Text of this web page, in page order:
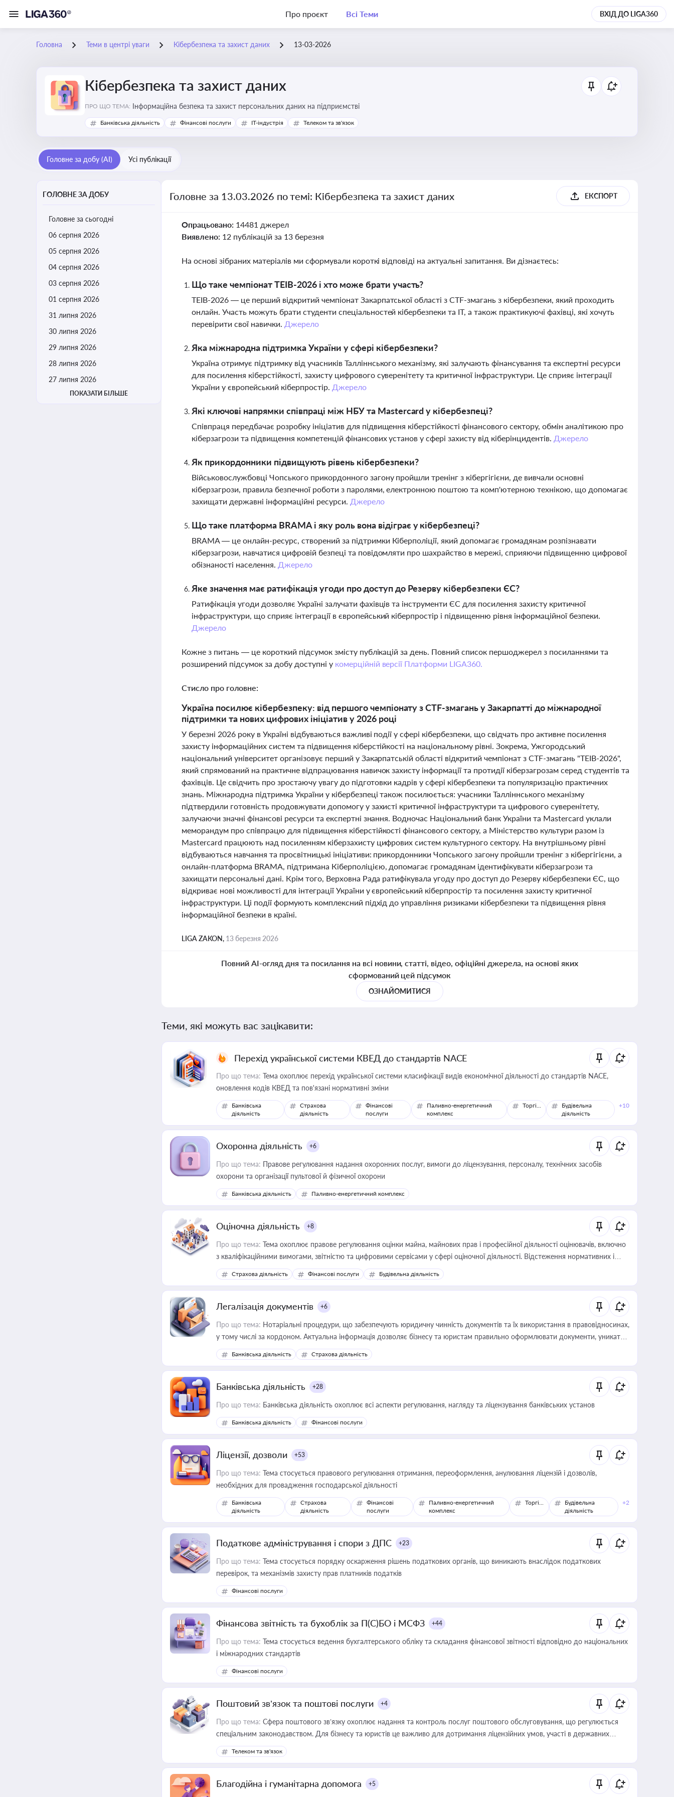
Про проєкт Всі Теми ВХІД ДО LIGA360
Головна Теми в центрі уваги Кібербезпека та захист даних 13-03-2026
Кібербезпека та захист даних
ПРО ЩО ТЕМА: Інформаційна безпека та захист персональних даних на підприємстві
Банківська діяльність Фінансові послуги IT-індустрія Телеком та зв'язок
Головне за добу (AI) Усі публікації
ГОЛОВНЕ ЗА ДОБУ
Головне за сьогодні
06 серпня 2026
05 серпня 2026
04 серпня 2026
03 серпня 2026
01 серпня 2026
31 липня 2026
30 липня 2026
29 липня 2026
28 липня 2026
27 липня 2026
ПОКАЗАТИ БІЛЬШЕ
Головне за 13.03.2026 по темі: Кібербезпека та захист даних ЕКСПОРТ
Опрацьовано: 14481 джерел
Виявлено: 12 публікацій за 13 березня
На основі зібраних матеріалів ми сформували короткі відповіді на актуальні запитання. Ви дізнаєтесь:
Що таке чемпіонат TEIB-2026 і хто може брати участь?
TEIB-2026 — це перший відкритий чемпіонат Закарпатської області з CTF-змагань з кібербезпеки, який проходить
онлайн. Участь можуть брати студенти спеціальностей кібербезпеки та ІТ, а також практикуючі фахівці, які хочуть
перевірити свої навички. Джерело
Яка міжнародна підтримка України у сфері кібербезпеки?
Україна отримує підтримку від учасників Талліннського механізму, які залучають фінансування та експертні ресурси
для посилення кіберстійкості, захисту цифрового суверенітету та критичної інфраструктури. Це сприяє інтеграції
України у європейський кіберпростір. Джерело
Які ключові напрямки співпраці між НБУ та Mastercard у кібербезпеці?
Співпраця передбачає розробку ініціатив для підвищення кіберстійкості фінансового сектору, обмін аналітикою про
кіберзагрози та підвищення компетенцій фінансових установ у сфері захисту від кіберінцидентів. Джерело
Як прикордонники підвищують рівень кібербезпеки?
Військовослужбовці Чопського прикордонного загону пройшли тренінг з кібергігієни, де вивчали основні
кіберзагрози, правила безпечної роботи з паролями, електронною поштою та комп'ютерною технікою, що допомагає
захищати державні інформаційні ресурси. Джерело
Що таке платформа BRAMA і яку роль вона відіграє у кібербезпеці?
BRAMA — це онлайн-ресурс, створений за підтримки Кіберполіції, який допомагає громадянам розпізнавати
кіберзагрози, навчатися цифровій безпеці та повідомляти про шахрайство в мережі, сприяючи підвищенню цифрової
обізнаності населення. Джерело
Яке значення має ратифікація угоди про доступ до Резерву кібербезпеки ЄС?
Ратифікація угоди дозволяє Україні залучати фахівців та інструменти ЄС для посилення захисту критичної
інфраструктури, що сприяє інтеграції в європейський кіберпростір і підвищенню рівня інформаційної безпеки.
Джерело
Кожне з питань — це короткий підсумок змісту публікацій за день. Повний список першоджерел з посиланнями та
розширений підсумок за добу доступні у комерційній версії Платформи LIGA360.
Стисло про головне:
Україна посилює кібербезпеку: від першого чемпіонату з CTF-змагань у Закарпатті до міжнародної
підтримки та нових цифрових ініціатив у 2026 році
У березні 2026 року в Україні відбуваються важливі події у сфері кібербезпеки, що свідчать про активне посилення
захисту інформаційних систем та підвищення кіберстійкості на національному рівні. Зокрема, Ужгородський
національний університет організовує перший у Закарпатській області відкритий чемпіонат з CTF-змагань "TEIB-2026",
який спрямований на практичне відпрацювання навичок захисту інформації та протидії кіберзагрозам серед студентів та
фахівців. Це свідчить про зростаючу увагу до підготовки кадрів у сфері кібербезпеки та популяризацію практичних
знань. Міжнародна підтримка України у кібербезпеці також посилюється: учасники Талліннського механізму
підтвердили готовність продовжувати допомогу у захисті критичної інфраструктури та цифрового суверенітету,
залучаючи значні фінансові ресурси та експертні знання. Водночас Національний банк України та Mastercard уклали
меморандум про співпрацю для підвищення кіберстійкості фінансового сектору, а Міністерство культури разом із
Mastercard працюють над посиленням кіберзахисту цифрових систем культурного сектору. На внутрішньому рівні
відбуваються навчання та просвітницькі ініціативи: прикордонники Чопського загону пройшли тренінг з кібергігієни, а
онлайн-платформа BRAMA, підтримана Кіберполіцією, допомагає громадянам ідентифікувати кіберзагрози та
захищати персональні дані. Крім того, Верховна Рада ратифікувала угоду про доступ до Резерву кібербезпеки ЄС, що
відкриває нові можливості для інтеграції України у європейський кіберпростір та посилення захисту критичної
інфраструктури. Ці події формують комплексний підхід до управління ризиками кібербезпеки та підвищення рівня
інформаційної безпеки в країні.
LIGA ZAKON, 13 березня 2026
Повний AI-огляд дня та посилання на всі новини, статті, відео, офіційні джерела, на основі яких
сформований цей підсумок
ОЗНАЙОМИТИСЯ
Теми, які можуть вас зацікавити:
Перехід української системи КВЕД до стандартів NACE
Про що тема: Тема охоплює перехід української системи класифікації видів економічної діяльності до стандартів NACE,
оновлення кодів КВЕД та пов'язані нормативні зміни
Банківська
діяльність
Страхова
діяльність
Фінансові
послуги
Паливно-енергетичний
комплекс
Торгівля
Будівельна
діяльність
+10
Охоронна діяльність +6
Про що тема: Правове регулювання надання охоронних послуг, вимоги до ліцензування, персоналу, технічних засобів
охорони та організації пультової й фізичної охорони
Банківська діяльність Паливно-енергетичний комплекс
Оціночна діяльність +8
Про що тема: Тема охоплює правове регулювання оцінки майна, майнових прав і професійної діяльності оцінювачів, включно
з кваліфікаційними вимогами, звітністю та цифровими сервісами у сфері оціночної діяльності. Відстеження нормативних і
медійних змін у цій сфері корисне для власника бізнесу, керівника, юриста або бухгалтера під час оподаткування,
приватизації, оренди державного майна, корпоративних угод і перевірки статусу суб'єктів оціночної діяльності
Страхова діяльність Фінансові послуги Будівельна діяльність
Легалізація документів +6
Про що тема: Нотаріальні процедури, що забезпечують юридичну чинність документів та їх використання в правовідносинах,
у тому числі за кордоном. Актуальна інформація дозволяє бізнесу та юристам правильно оформлювати документи, уникати
ризиків недійсності та забезпечувати їх належне прийняття органами влади та контрагентами
Банківська діяльність Страхова діяльність
Банківська діяльність +28
Про що тема: Банківська діяльність охоплює всі аспекти регулювання, нагляду та ліцензування банківських установ
Банківська діяльність Фінансові послуги
Ліцензії, дозволи +53
Про що тема: Тема стосується правового регулювання отримання, переоформлення, анулювання ліцензій і дозволів,
необхідних для провадження господарської діяльності
Банківська
діяльність
Страхова
діяльність
Фінансові
послуги
Паливно-енергетичний
комплекс
Торгівля
Будівельна
діяльність
+2
Податкове адміністрування і спори з ДПС +23
Про що тема: Тема стосується порядку оскарження рішень податкових органів, що виникають внаслідок податкових
перевірок, та механізмів захисту прав платників податків
Фінансові послуги
Фінансова звітність та бухоблік за П(С)БО і МСФЗ +44
Про що тема: Тема стосується ведення бухгалтерського обліку та складання фінансової звітності відповідно до національних
і міжнародних стандартів
Фінансові послуги
Поштовий зв’язок та поштові послуги +4
Про що тема: Сфера поштового зв’язку охоплює надання та контроль послуг поштового обслуговування, що регулюється
спеціальним законодавством. Для бізнесу та юристів це важливо для дотримання ліцензійних умов, участі в державних
реєстрах і забезпечення прав споживачів.
Телеком та зв'язок
Благодійна і гуманітарна допомога +5